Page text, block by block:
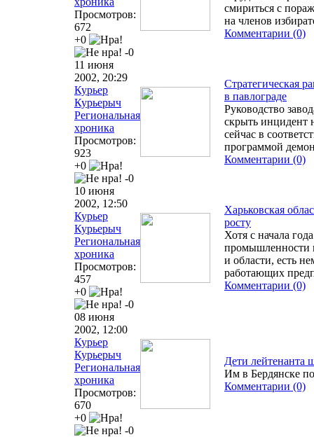
Просмотров:
672
+0
-0
смириться с
на членов
Комментарии (0)
11 июня
2002, 20:29
Курьер
Курьерыч
Региональная
хроника
Просмотров:
923
+0
-0
Стратегическая
в павлограде
Руководство
скрыть инцидент
сейчас в
программой
Комментарии (0)
10 июня
2002, 12:50
Курьер
Курьерыч
Региональная
хроника
Просмотров:
457
+0
-0
Харьковская
росту
Хотя с начала
промышленности
и области, есть
работающих
Комментарии (0)
08 июня
2002, 12:00
Курьер
Курьерыч
Региональная
хроника
Просмотров:
670
+0
-0
Дети лейтенанта
Им в Бердянске
Комментарии (0)